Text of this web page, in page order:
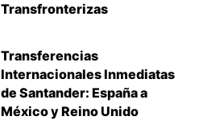
Transfronterizas
Transferencias
Internacionales Inmediatas
de Santander: España a
México y Reino Unido